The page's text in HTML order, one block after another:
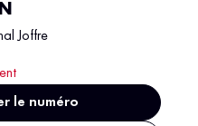
Joffre
le numéro